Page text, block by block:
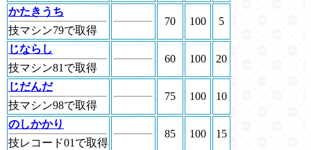
かたきうち
技マシン79で取得
70 100 5
じならし
技マシン81で取得
60 100 20
じだんだ
技マシン98で取得
75 100 10
のしかかり
技レコード01で取得
85 100 15